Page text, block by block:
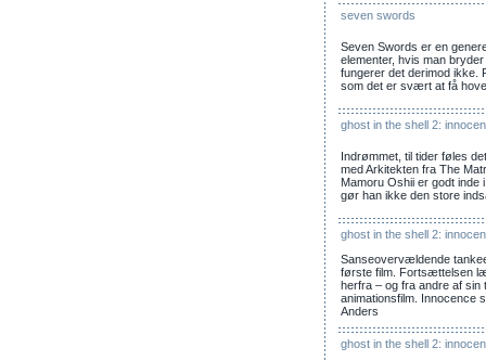
seven swords
Seven Swords er en
elementer, hvis man
fungerer det derimod ikke.
som det er svært at få
ghost in the shell 2:
Indrømmet, til tider føles
med Arkitekten fra The
Mamoru Oshii er godt
gør han ikke den store
ghost in the shell 2:
Sanseovervældende
første film. Fortsættelsen
herfra – og fra andre af sin
animationsfilm. Innocence
Anders
ghost in the shell 2: